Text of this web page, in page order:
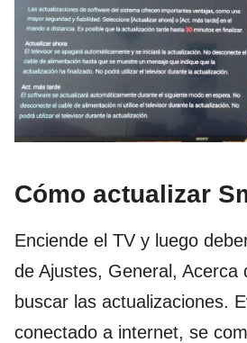
Cómo actualizar
Enciende el TV y luego
de Ajustes, General, Acerca
buscar las actualizaciones.
conectado a internet, se